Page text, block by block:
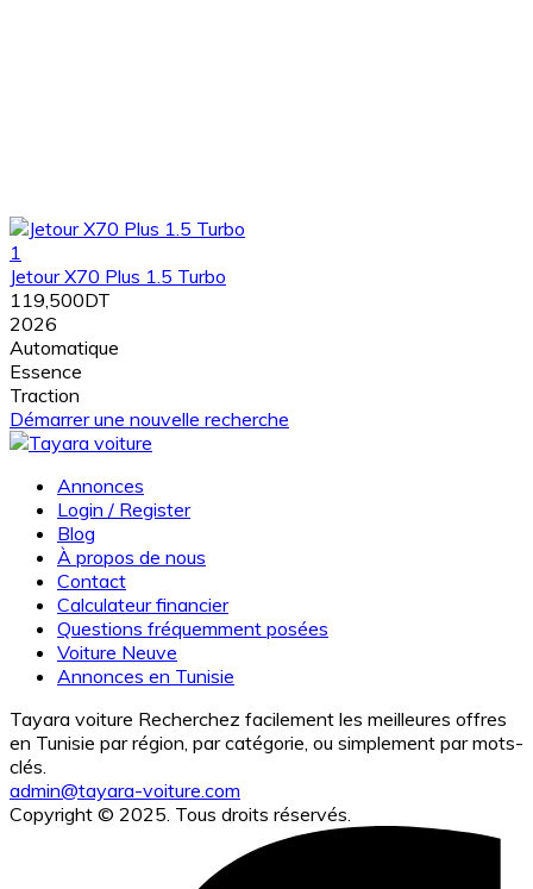
1
Jetour X70 Plus 1.5 Turbo
119,500DT
2026
Automatique
Essence
Traction
Démarrer une nouvelle recherche
Annonces
Login / Register
Blog
À propos de nous
Contact
Calculateur financier
Questions fréquemment posées
Voiture Neuve
Annonces en Tunisie
Tayara voiture Recherchez facilement les meilleures offres
en Tunisie par région, par catégorie, ou simplement par mots-
clés.
admin@tayara-voiture.com
Copyright © 2025. Tous droits réservés.